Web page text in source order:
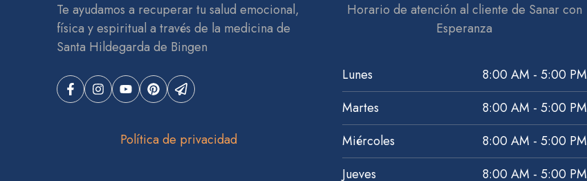
Te ayudamos a recuperar tu salud emocional,
física y espiritual a través de la medicina de
Santa Hildegarda de Bingen
Política de privacidad
Horario de atención al cliente de Sanar con
Esperanza
Lunes
8:00 AM - 5:00 PM
Martes
8:00 AM - 5:00 PM
Miércoles
8:00 AM - 5:00 PM
Jueves
8:00 AM - 5:00 PM